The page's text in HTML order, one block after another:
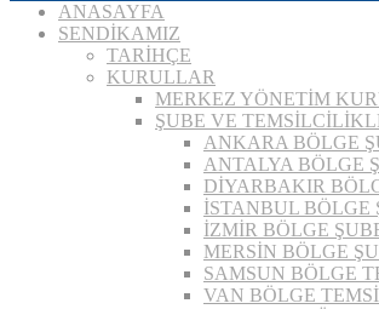
ANASAYFA
SENDİKAMIZ
TARİHÇE
KURULLAR
MERKEZ YÖNETİM
ŞUBE VE
ANKARA BÖLGE
ANTALYA BÖLGE
DİYARBAKIR
İSTANBUL BÖLGE
İZMİR BÖLGE
MERSİN BÖLGE
SAMSUN BÖLGE
VAN BÖLGE